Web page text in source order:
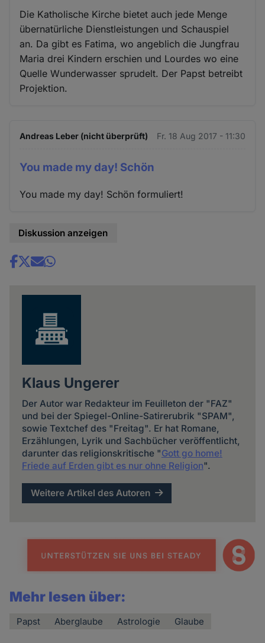
Die Katholische Kirche bietet auch jede Menge
übernatürliche Dienstleistungen und Schauspiel
an. Da gibt es Fatima, wo angeblich die Jungfrau
Maria drei Kindern erschien und Lourdes wo eine
Quelle Wunderwasser sprudelt. Der Papst betreibt
Projektion.
Andreas Leber (nicht überprüft) Fr. 18 Aug 2017 - 11:30
You made my day! Schön
You made my day! Schön formuliert!
Diskussion anzeigen
Share
Klaus Ungerer
Der Autor war Redakteur im Feuilleton der "FAZ"
und bei der Spiegel-Online-Satirerubrik "SPAM",
sowie Textchef des "Freitag". Er hat Romane,
Erzählungen, Lyrik und Sachbücher veröffentlicht,
darunter das religionskritische "Gott go home!
Friede auf Erden gibt es nur ohne Religion".
Weitere Artikel des Autoren
Mehr lesen über:
Papst Aberglaube Astrologie Glaube